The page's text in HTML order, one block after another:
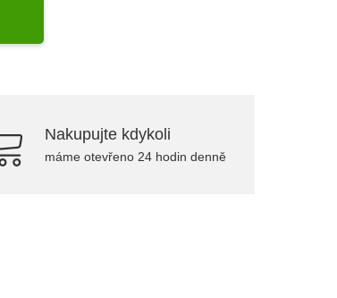
Nakupujte kdykoli
máme otevřeno 24 hodin denně